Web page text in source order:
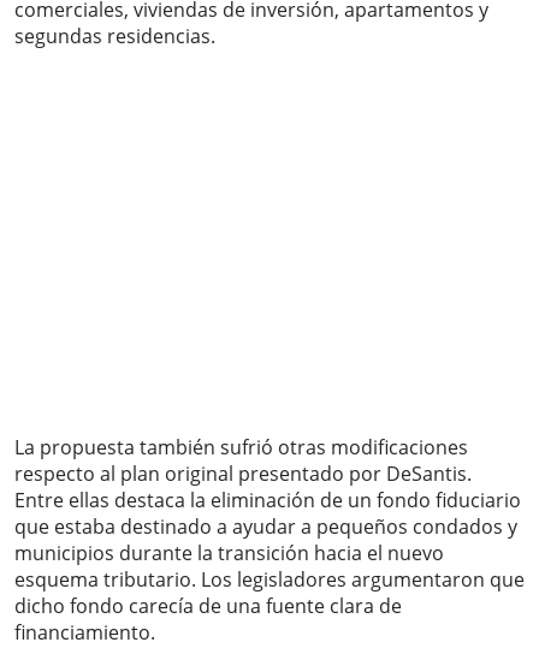
comerciales, viviendas de inversión, apartamentos y
segundas residencias.
La propuesta también sufrió otras modificaciones
respecto al plan original presentado por DeSantis.
Entre ellas destaca la eliminación de un fondo fiduciario
que estaba destinado a ayudar a pequeños condados y
municipios durante la transición hacia el nuevo
esquema tributario. Los legisladores argumentaron que
dicho fondo carecía de una fuente clara de
financiamiento.